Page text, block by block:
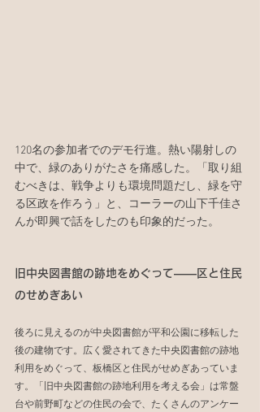
120名の参加者でのデモ行進。熱い陽射しの
中で、緑のありがたさを痛感した。「取り組
むべきは、戦争よりも環境問題だし、緑を守
る区政を作ろう」と、コーラーの山下千佳さ
んが即興で話をしたのも印象的だった。
旧中央図書館の跡地をめぐって――区と住民
のせめぎあい
後ろに見えるのが中央図書館が平和公園に移転した
後の建物です。広く愛されてきた中央図書館の跡地
利用をめぐって、板橋区と住民がせめぎあっていま
す。「旧中央図書館の跡地利用を考える会」は常盤
台や前野町などの住民の会で、たくさんのアンケー